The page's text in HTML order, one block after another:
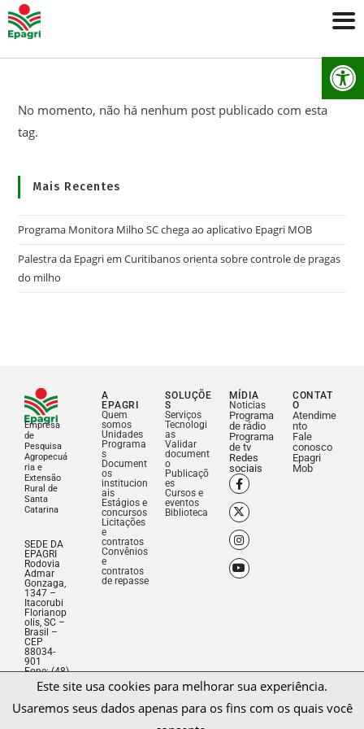
No momento, não há nenhum post publicado com esta
tag.
Mais Recentes
Programa Monitora Milho SC chega ao aplicativo Epagri MOB
Palestra da Epagri em Curitibanos orienta sobre controle de pragas
do milho
Empresa
de
Pesquisa
Agropecuá
ria e
Extensão
Rural de
Santa
Catarina
SEDE DA
EPAGRI
Rodovia
Admar
Gonzaga,
1347 –
Itacorubi
Florianop
olis, SC –
Brasil –
CEP
88034-
901
Fone: (48)
3665-
5000
83.052.19
A
EPAGRI
Quem
somos
Unidades
Programa
s
Document
os
institucion
ais
Estágios e
concursos
Licitações
e
contratos
Convênios
e
contratos
de repasse
SOLUÇÕE
S
Serviços
Tecnologi
as
Validar
document
o
Publicaçõ
es
Cursos e
eventos
Biblioteca
MÍDIA
Noticias
Programa
de rádio
Programa
de tv
Redes
sociais
CONTAT
O
Atendime
nto
Fale
conosco
Epagri
Mob
Este site usa cookies para melhorar sua experiência.
Usaremos seus dados apenas para os fins com os quais você
consente.